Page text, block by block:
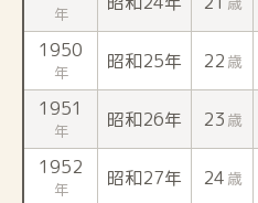
年
1950
年 昭和25年 22 歳
1951
年 昭和26年 23 歳
1952
年 昭和27年 24 歳